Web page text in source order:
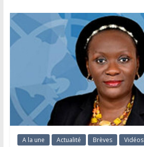
A la une Actualité Brèves Vidéos